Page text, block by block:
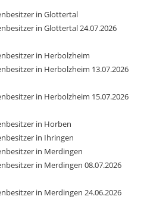
in Glottertal
in Glottertal 24.07.2026
in Herbolzheim
in Herbolzheim 13.07.2026
in Herbolzheim 15.07.2026
in Horben
in Ihringen
in Merdingen
in Merdingen 08.07.2026
in Merdingen 24.06.2026